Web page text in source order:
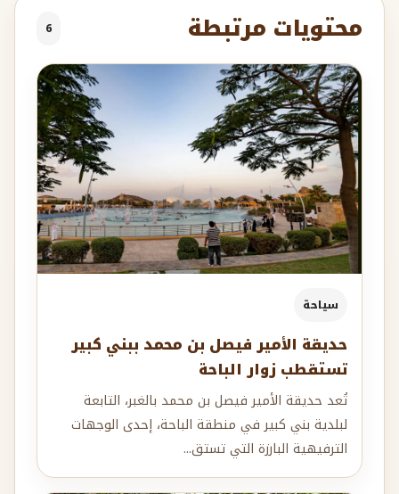
محتويات مرتبطة 6
سياحة
حديقة الأمير فيصل بن محمد ببني كبير
تستقطب زوار الباحة
تُعد حديقة الأمير فيصل بن محمد بالغبر، التابعة
لبلدية بني كبير في منطقة الباحة، إحدى الوجهات
الترفيهية البارزة التي تستق...